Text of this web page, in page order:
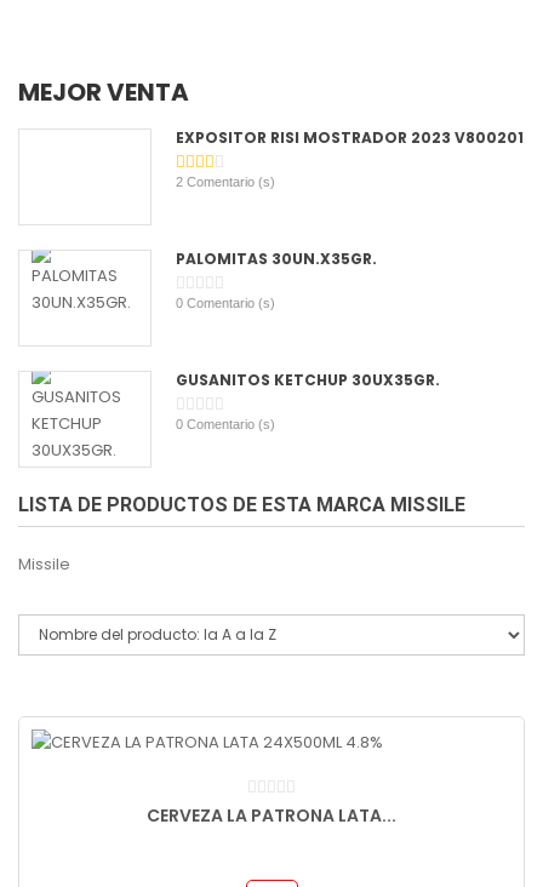
MEJOR VENTA
EXPOSITOR RISI MOSTRADOR 2023 V800201
2 Comentario (s)
PALOMITAS 30UN.X35GR.
0 Comentario (s)
GUSANITOS KETCHUP 30UX35GR.
0 Comentario (s)
LISTA DE PRODUCTOS DE ESTA MARCA MISSILE
Missile
CERVEZA LA PATRONA LATA...